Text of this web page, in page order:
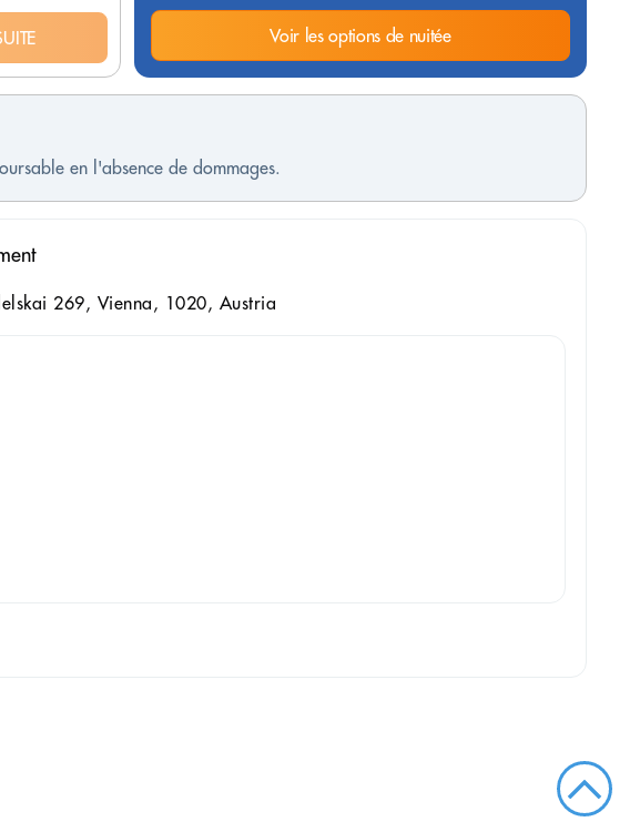
Voir les options de nuitée
en l'absence de dommages.
269, Vienna, 1020, Austria